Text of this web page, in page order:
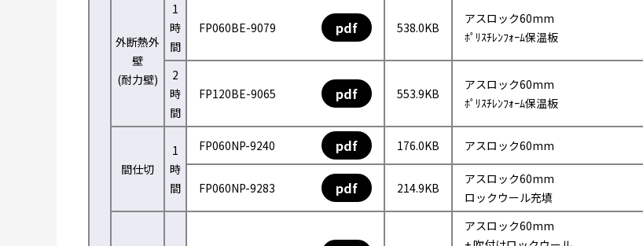
外断熱外
壁
(耐力壁)
1
時
間
FP060BE-9079 pdf 538.0KB
アスロック60mm
ﾎﾟﾘｽﾁﾚﾝﾌｫｰﾑ保温板
2
時
間
FP120BE-9065 pdf 553.9KB
アスロック60mm
ﾎﾟﾘｽﾁﾚﾝﾌｫｰﾑ保温板
間仕切
1
時
間
FP060NP-9240 pdf 176.0KB アスロック60mm
FP060NP-9283 pdf 214.9KB
アスロック60mm
ロックウール充填
アスロック60mm